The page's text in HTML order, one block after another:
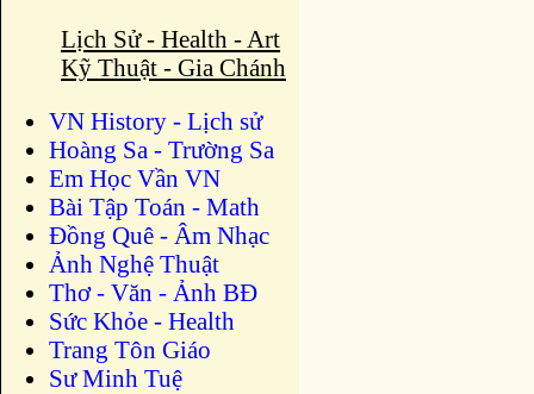
Lịch Sử - Health - Art
Kỹ Thuật - Gia Chánh
VN History - Lịch sử
Hoàng Sa - Trường Sa
Em Học Vần VN
Bài Tập Toán - Math
Đồng Quê - Âm Nhạc
Ảnh Nghệ Thuật
Thơ - Văn - Ảnh BĐ
Sức Khỏe - Health
Trang Tôn Giáo
Sư Minh Tuệ